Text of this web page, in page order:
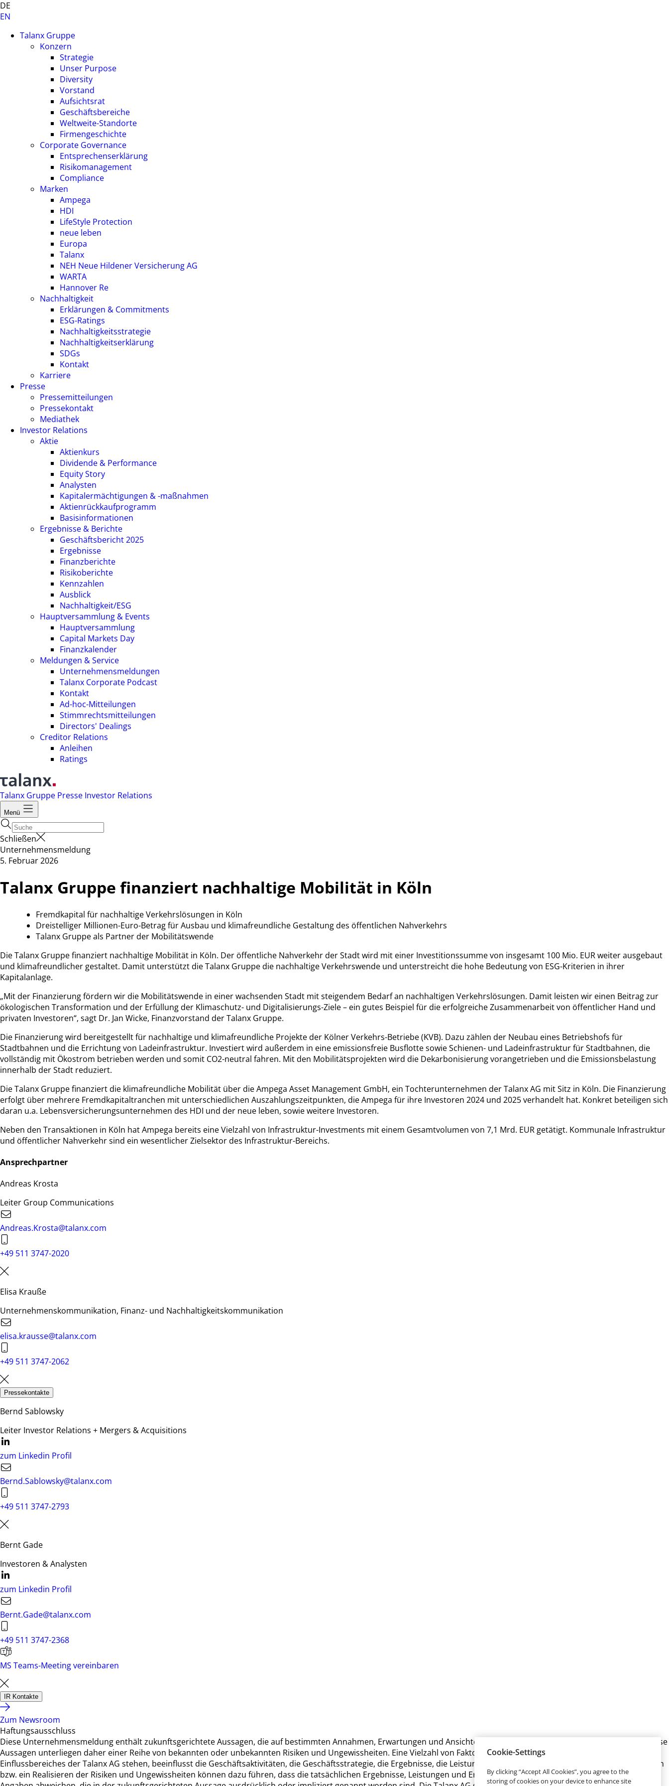
DE
EN
Talanx Gruppe
Konzern
Strategie
Unser Purpose
Diversity
Vorstand
Aufsichtsrat
Geschäftsbereiche
Weltweite-Standorte
Firmengeschichte
Corporate Governance
Entsprechenserklärung
Risikomanagement
Compliance
Marken
Ampega
HDI
LifeStyle Protection
neue leben
Europa
Talanx
NEH Neue Hildener Versicherung AG
WARTA
Hannover Re
Nachhaltigkeit
Erklärungen & Commitments
ESG-Ratings
Nachhaltigkeitsstrategie
Nachhaltigkeitserklärung
SDGs
Kontakt
Karriere
Presse
Pressemitteilungen
Pressekontakt
Mediathek
Investor Relations
Aktie
Aktienkurs
Dividende & Performance
Equity Story
Analysten
Kapitalermächtigungen & -maßnahmen
Aktienrückkaufprogramm
Basisinformationen
Ergebnisse & Berichte
Geschäftsbericht 2025
Ergebnisse
Finanzberichte
Risikoberichte
Kennzahlen
Ausblick
Nachhaltigkeit/ESG
Hauptversammlung & Events
Hauptversammlung
Capital Markets Day
Finanzkalender
Meldungen & Service
Unternehmensmeldungen
Talanx Corporate Podcast
Kontakt
Ad-hoc-Mitteilungen
Stimmrechtsmitteilungen
Directors' Dealings
Creditor Relations
Anleihen
Ratings
Talanx Gruppe Presse Investor Relations
Menü
Schließen
Unternehmensmeldung
5. Februar 2026
Talanx Gruppe finanziert nachhaltige Mobilität in Köln
Fremdkapital für nachhaltige Verkehrslösungen in Köln
Dreistelliger Millionen-Euro-Betrag für Ausbau und klimafreundliche Gestaltung des öffentlichen Nahverkehrs
Talanx Gruppe als Partner der Mobilitätswende
Die Talanx Gruppe finanziert nachhaltige Mobilität in Köln. Der öffentliche Nahverkehr der Stadt wird mit einer Investitionssumme von insgesamt 100 Mio. EUR weiter ausgebaut
und klimafreundlicher gestaltet. Damit unterstützt die Talanx Gruppe die nachhaltige Verkehrswende und unterstreicht die hohe Bedeutung von ESG-Kriterien in ihrer
Kapitalanlage.
„Mit der Finanzierung fördern wir die Mobilitätswende in einer wachsenden Stadt mit steigendem Bedarf an nachhaltigen Verkehrslösungen. Damit leisten wir einen Beitrag zur
ökologischen Transformation und der Erfüllung der Klimaschutz- und Digitalisierungs-Ziele – ein gutes Beispiel für die erfolgreiche Zusammenarbeit von öffentlicher Hand und
privaten Investoren“, sagt Dr. Jan Wicke, Finanzvorstand der Talanx Gruppe.
Die Finanzierung wird bereitgestellt für nachhaltige und klimafreundliche Projekte der Kölner Verkehrs-Betriebe (KVB). Dazu zählen der Neubau eines Betriebshofs für
Stadtbahnen und die Errichtung von Ladeinfrastruktur. Investiert wird außerdem in eine emissionsfreie Busflotte sowie Schienen- und Ladeinfrastruktur für Stadtbahnen, die
vollständig mit Ökostrom betrieben werden und somit CO2-neutral fahren. Mit den Mobilitätsprojekten wird die Dekarbonisierung vorangetrieben und die Emissionsbelastung
innerhalb der Stadt reduziert.
Die Talanx Gruppe finanziert die klimafreundliche Mobilität über die Ampega Asset Management GmbH, ein Tochterunternehmen der Talanx AG mit Sitz in Köln. Die Finanzierung
erfolgt über mehrere Fremdkapitaltranchen mit unterschiedlichen Auszahlungszeitpunkten, die Ampega für ihre Investoren 2024 und 2025 verhandelt hat. Konkret beteiligen sich
daran u.a. Lebensversicherungsunternehmen des HDI und der neue leben, sowie weitere Investoren.
Neben den Transaktionen in Köln hat Ampega bereits eine Vielzahl von Infrastruktur-Investments mit einem Gesamtvolumen von 7,1 Mrd. EUR getätigt. Kommunale Infrastruktur
und öffentlicher Nahverkehr sind ein wesentlicher Zielsektor des Infrastruktur-Bereichs.
Ansprechpartner
Andreas Krosta
Leiter Group Communications
Andreas.Krosta@talanx.com
+49 511 3747-2020
Elisa Krauße
Unternehmenskommunikation, Finanz- und Nachhaltigkeitskommunikation
elisa.krausse@talanx.com
+49 511 3747-2062
Pressekontakte
Bernd Sablowsky
Leiter Investor Relations + Mergers & Acquisitions
zum Linkedin Profil
Bernd.Sablowsky@talanx.com
+49 511 3747-2793
Bernt Gade
Investoren & Analysten
zum Linkedin Profil
Bernt.Gade@talanx.com
+49 511 3747-2368
MS Teams-Meeting vereinbaren
IR Kontakte
Zum Newsroom
Haftungsausschluss
Diese Unternehmensmeldung enthält zukunftsgerichtete Aussagen, die auf bestimmten Annahmen, Erwartungen und Ansichten des Managements der Talanx AG beruhen. Diese
Aussagen unterliegen daher einer Reihe von bekannten oder unbekannten Risiken und Ungewissheiten. Eine Vielzahl von Faktoren, von denen zahlreiche außerhalb des
Einflussbereiches der Talanx AG stehen, beeinflusst die Geschäftsaktivitäten, die Geschäftsstrategie, die Ergebnisse, die Leistungen und die Erfolge der Talanx AG. Diese Faktoren
bzw. ein Realisieren der Risiken und Ungewissheiten können dazu führen, dass die tatsächlichen Ergebnisse, Leistungen und Erfolge der Gesellschaft wesentlich von denjenigen
Cookie-Settings
By clicking “Accept All Cookies”, you agree to the
storing of cookies on your device to enhance site